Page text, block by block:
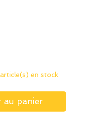
en stock
au panier